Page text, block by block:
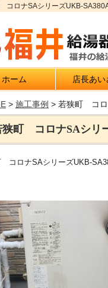
コロナSAシリーズUKB-
ホーム 店長あい
> 施工事例 > 若狭町 コロ
狭町 コロナSAシリ
コロナSAシリーズUKB-